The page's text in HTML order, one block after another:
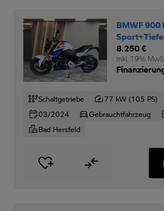
BMWF 900
niedrig+
8.250 €
inkl. 19%
Schaltgetriebe 77 kW (105 PS)
03/2024
Gebrauchtfahrzeug
Bad Hersfeld